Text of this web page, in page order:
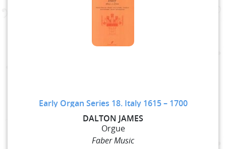
Early Organ Series 18. Italy 1615 – 1700
DALTON JAMES
Orgue
Faber Music